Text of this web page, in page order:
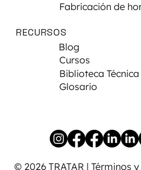
Fabricación de
RECURSOS
Blog
Cursos
Biblioteca Técnica
Glosario
© 2026 TRATAR | Términos